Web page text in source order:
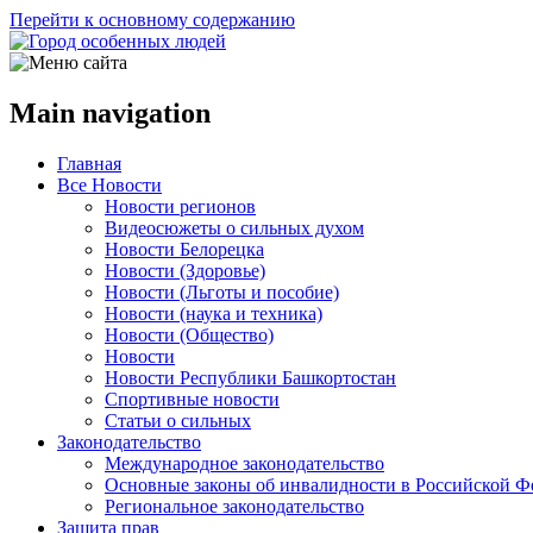
Перейти к основному содержанию
Main navigation
Главная
Все Новости
Новости регионов
Видеосюжеты о сильных духом
Новости Белорецка
Новости (Здоровье)
Новости (Льготы и пособие)
Новости (наука и техника)
Новости (Общество)
Новости
Новости Республики Башкортостан
Спортивные новости
Статьи о сильных
Законодательство
Международное законодательство
Основные законы об инвалидности в Российской
Региональное законодательство
Защита прав